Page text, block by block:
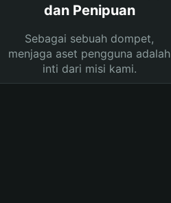
dan Penipuan
Sebagai sebuah dompet,
menjaga aset pengguna adalah
inti dari misi kami.